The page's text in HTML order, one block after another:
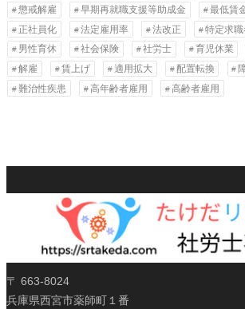
懲戒解雇
早期再就職支援等助成金 最低賃
正社員化
法定雇用率 法改正
特定求
男性育休
社会保険 社労士 育児休業
解雇
賃上げ 適用拡大 配置転換
難治性疾患
高年齢者雇用 高齢者雇用
〒 663-8024
兵庫県西宮市薬師町１番